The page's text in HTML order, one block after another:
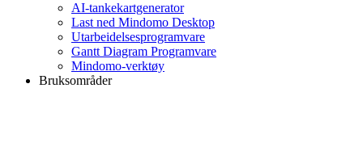
AI-tankekartgenerator
Last ned Mindomo Desktop
Utarbeidelsesprogramvare
Gantt Diagram Programvare
Mindomo-verktøy
Bruksområder